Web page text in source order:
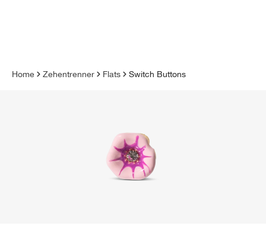
Home Zehentrenner Flats Switch Buttons